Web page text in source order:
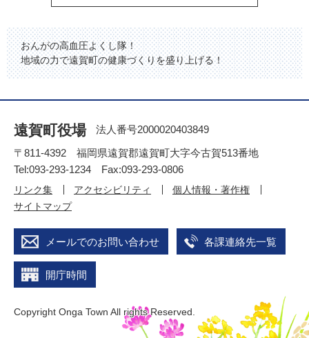
おんがの高血圧よくし隊！
地域の力で遠賀町の健康づくりを盛り上げる！
遠賀町役場
法人番号2000020403849
〒811-4392 福岡県遠賀郡遠賀町大字今古賀513番地
Tel:093-293-1234 Fax:093-293-0806
リンク集 アクセシビリティ
個人情報・著作権
サイトマップ
メールでのお問い合わせ 各課連絡先一覧
開庁時間
Copyright Onga Town All rights Reserved.